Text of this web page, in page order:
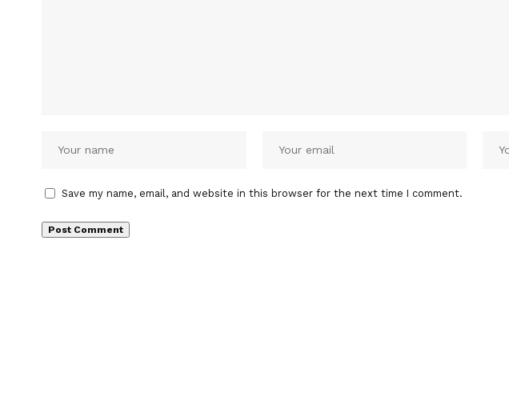
Save my name, email, and website in this browser for the next time I comment.